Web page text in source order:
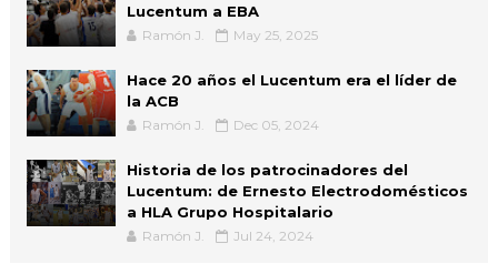
Lucentum a EBA
Ramón J. May 25, 2025
Hace 20 años el Lucentum era el líder de
la ACB
Ramón J. Dec 05, 2024
Historia de los patrocinadores del
Lucentum: de Ernesto Electrodomésticos
a HLA Grupo Hospitalario
Ramón J. Jul 24, 2024